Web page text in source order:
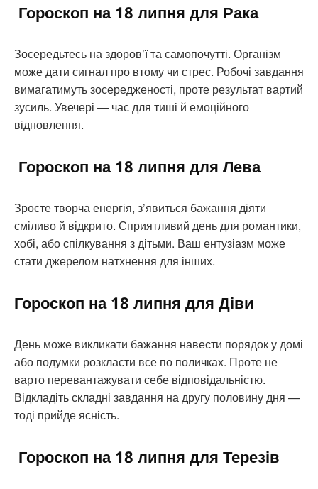
Гороскоп на 18 липня для Рака
Зосередьтесь на здоров’ї та самопочутті. Організм
може дати сигнал про втому чи стрес. Робочі завдання
вимагатимуть зосередженості, проте результат вартий
зусиль. Увечері — час для тиші й емоційного
відновлення.
Гороскоп на 18 липня для Лева
Зросте творча енергія, з’явиться бажання діяти
сміливо й відкрито. Сприятливий день для романтики,
хобі, або спілкування з дітьми. Ваш ентузіазм може
стати джерелом натхнення для інших.
Гороскоп на 18 липня для Діви
День може викликати бажання навести порядок у домі
або подумки розкласти все по поличках. Проте не
варто перевантажувати себе відповідальністю.
Відкладіть складні завдання на другу половину дня —
тоді прийде ясність.
Гороскоп на 18 липня для Терезів